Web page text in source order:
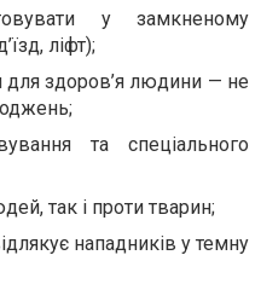
у замкненому
ліфт);
для здоров’я людини — не
та спеціального
так і проти тварин;
нападників у темну